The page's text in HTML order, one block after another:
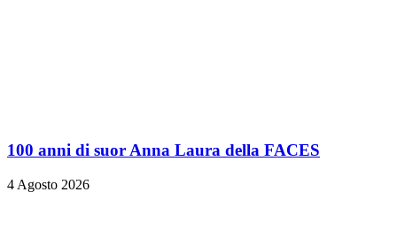
100 anni di suor Anna Laura della FACES
4 Agosto 2026